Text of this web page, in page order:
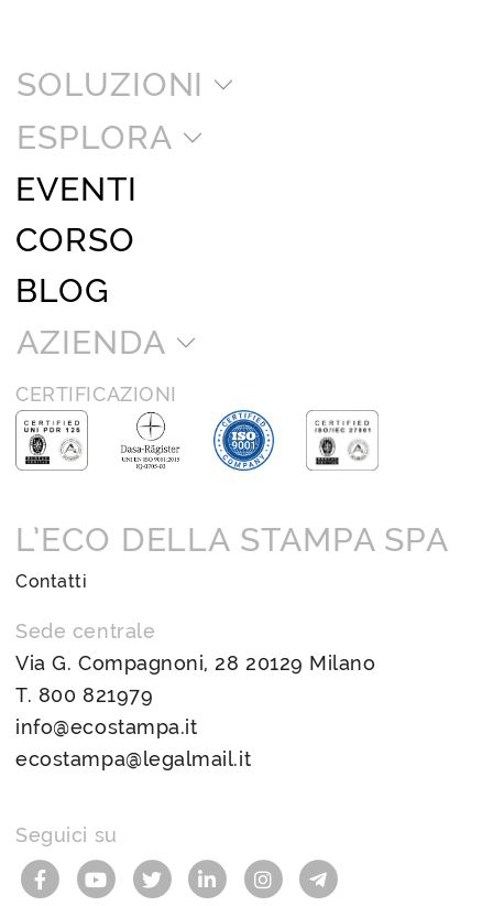
SOLUZIONI
ESPLORA
EVENTI
CORSO
BLOG
AZIENDA
CERTIFICAZIONI
L’ECO DELLA STAMPA SPA
Contatti
Sede centrale
Via G. Compagnoni, 28 20129 Milano
T. 800 821979
info@ecostampa.it
ecostampa@legalmail.it
Seguici su